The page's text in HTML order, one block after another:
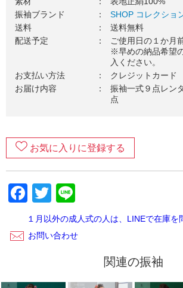
ご使用日の１カ月前を目安に、振袖一式を
す。お届け日のご希望がございましたら、
ださい。
４．ご成人式当日（ご使用日）
振袖を着て、最高の記念日を楽しみましょ
け・ヘアセットの手配はお忘れなくご準備
す。
ご返却内容が確認できましたら、当店から
ございます。レンタルご利用いただきあり
振袖ブランド
： SHOP コレクショ
送料
：
送料無料
配送予定
：
ご使用日の１か月
※早めの納品希望
入ください。
お支払い方法
：
クレジットカード
お届け内容
：
振袖一式９点レン
点
お気に入りに登録する
Facebook
Twitter
１月以外の成人式の人は、LINEで在庫を
お問い合わせ
関連の振袖